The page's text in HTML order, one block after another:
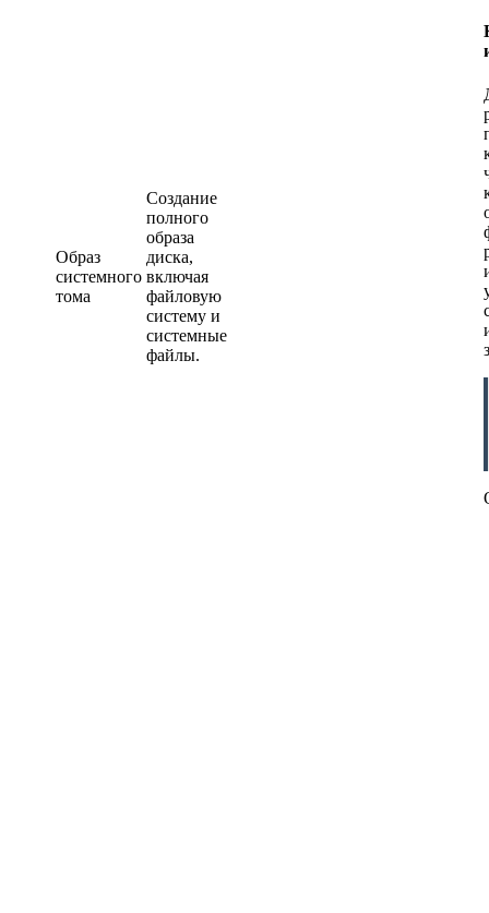
Образ
системного
тома
Создание
полного
образа
диска,
включая
файловую
систему и
системные
файлы.